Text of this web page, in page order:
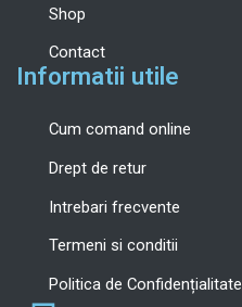
Shop
Contact
Informatii utile
Cum comand online
Drept de retur
Intrebari frecvente
Termeni si conditii
Politica de Confidențialitate